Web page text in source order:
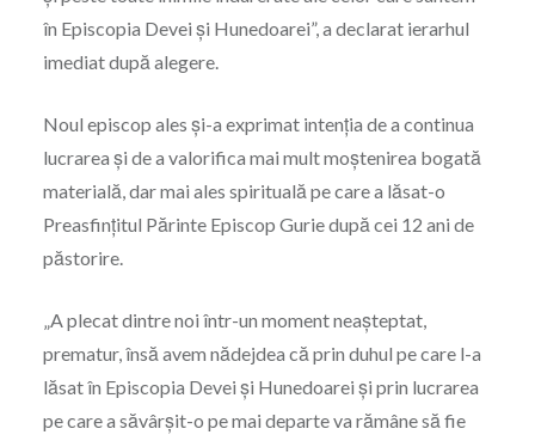
în Episcopia Devei și Hunedoarei”, a declarat ierarhul
imediat după alegere.
Noul episcop ales și-a exprimat intenția de a continua
lucrarea și de a valorifica mai mult moștenirea bogată
materială, dar mai ales spirituală pe care a lăsat-o
Preasfințitul Părinte Episcop Gurie după cei 12 ani de
păstorire.
„A plecat dintre noi într-un moment neașteptat,
prematur, însă avem nădejdea că prin duhul pe care l-a
lăsat în Episcopia Devei și Hunedoarei și prin lucrarea
pe care a săvârșit-o pe mai departe va rămâne să fie